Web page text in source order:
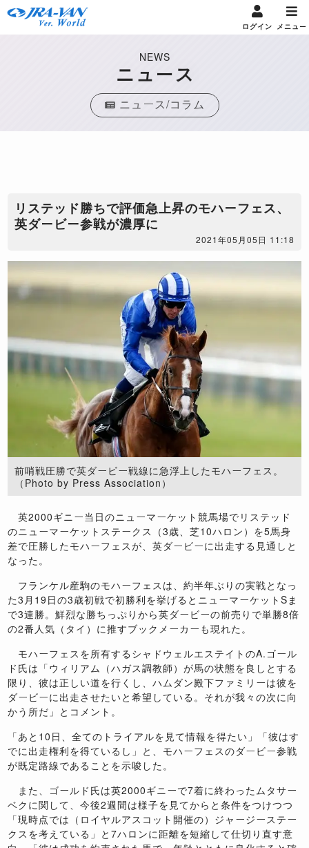
ログイン メニュー
NEWS
ニュース
ニュース/コラム
リステッド勝ちで評価急上昇のモハーフェス、
英ダービー参戦が濃厚に
2021年05月05日 11:18
前哨戦圧勝で英ダービー戦線に急浮上したモハーフェス。
（Photo by Press Association）
英2000ギニー当日のニューマーケット競馬場でリステッド
のニューマーケットステークス（3歳、芝10ハロン）を5馬身
差で圧勝したモハーフェスが、英ダービーに出走する見通しと
なった。
フランケル産駒のモハーフェスは、約半年ぶりの実戦となっ
た3月19日の3歳初戦で初勝利を挙げるとニューマーケットSま
で3連勝。鮮烈な勝ちっぷりから英ダービーの前売りで単勝8倍
の2番人気（タイ）に推すブックメーカーも現れた。
モハーフェスを所有するシャドウェルエステイトのA.ゴール
ド氏は「ウィリアム（ハガス調教師）が馬の状態を良しとする
限り、彼は正しい道を行くし、ハムダン殿下ファミリーは彼を
ダービーに出走させたいと希望している。それが我々の次に向
かう所だ」とコメント。
「あと10日、全てのトライアルを見て情報を得たい」「彼はす
でに出走権利を得ているし」と、モハーフェスのダービー参戦
が既定路線であることを示唆した。
また、ゴールド氏は英2000ギニーで7着に終わったムタサー
ベクに関して、今後2週間は様子を見てからと条件をつけつつ
「現時点では（ロイヤルアスコット開催の）ジャージーステー
クスを考えている」と7ハロンに距離を短縮して仕切り直す意